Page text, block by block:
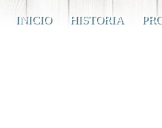
INICIO HISTORIA